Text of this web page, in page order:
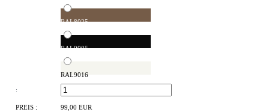
RAL8025
RAL9005
RAL9016
:
PREIS : 99,00 EUR